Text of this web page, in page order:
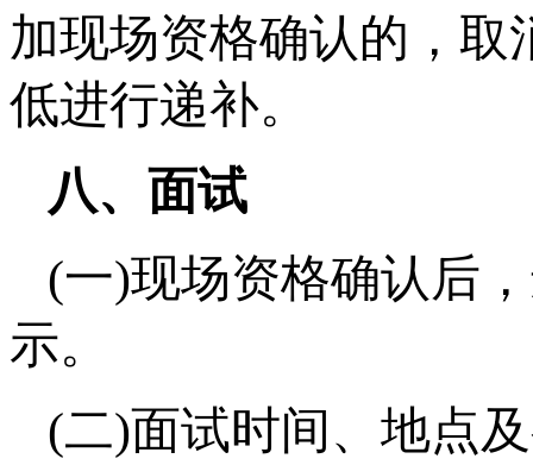
加现场资格确认的，取
低进行递补。
八、面试
(一)现场资格确认后
示。
(二)面试时间、地点